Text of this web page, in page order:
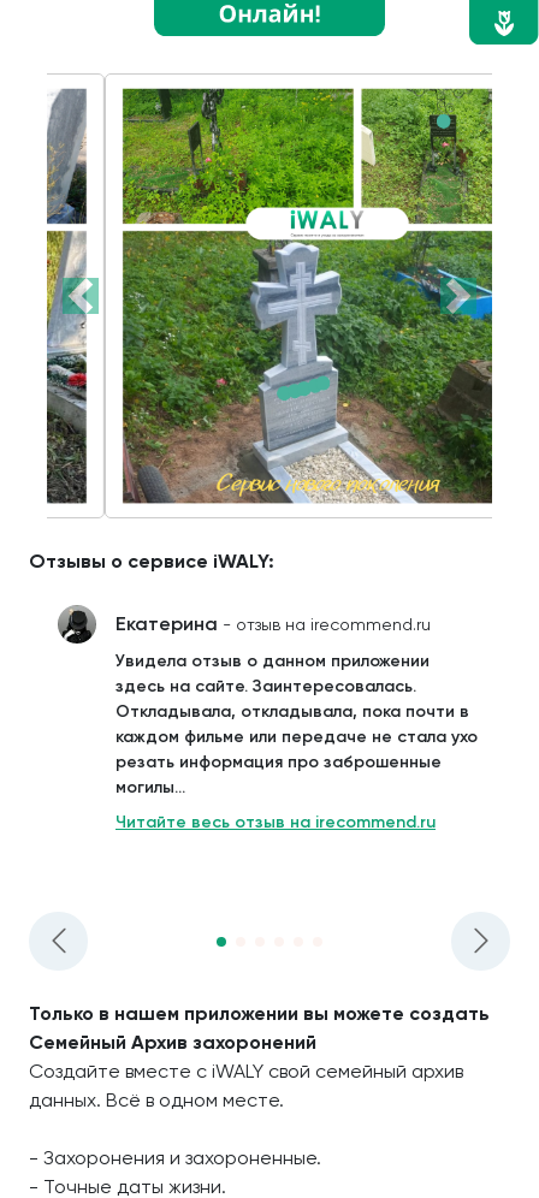
Отзывы о сервисе iWALY:
Екатерина - отзыв на irecommend.ru
Увидела отзыв о данном приложении
здесь на сайте. Заинтересовалась.
Откладывала, откладывала, пока почти в
каждом фильме или передаче не стала ухо
резать информация про заброшенные
могилы...
Читайте весь отзыв на irecommend.ru
Только в нашем приложении вы можете создать
Семейный Архив захоронений
Создайте вместе с iWALY свой семейный архив
данных. Всё в одном месте.
- Захоронения и захороненные.
- Точные даты жизни.